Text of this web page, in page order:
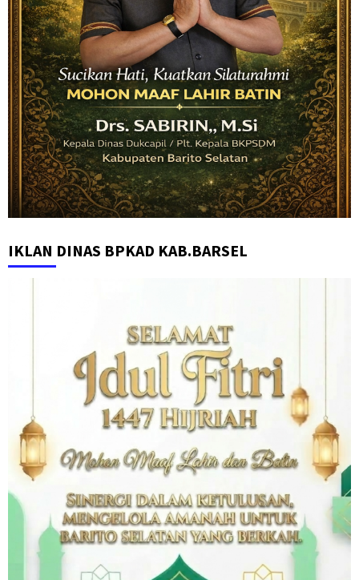
IKLAN DINAS BPKAD KAB.BARSEL